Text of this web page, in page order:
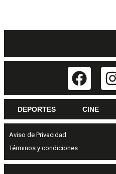
DEPORTES CINE
Aviso de Privacidad
Términos y condiciones